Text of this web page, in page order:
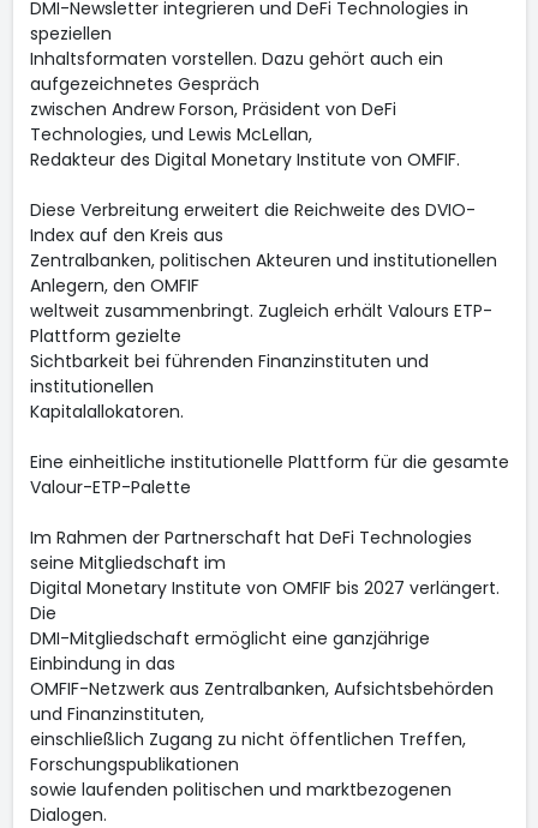
DMI-Newsletter integrieren und DeFi Technologies in
speziellen
Inhaltsformaten vorstellen. Dazu gehört auch ein
aufgezeichnetes Gespräch
zwischen Andrew Forson, Präsident von DeFi
Technologies, und Lewis McLellan,
Redakteur des Digital Monetary Institute von OMFIF.
Diese Verbreitung erweitert die Reichweite des DVIO-
Index auf den Kreis aus
Zentralbanken, politischen Akteuren und institutionellen
Anlegern, den OMFIF
weltweit zusammenbringt. Zugleich erhält Valours ETP-
Plattform gezielte
Sichtbarkeit bei führenden Finanzinstituten und
institutionellen
Kapitalallokatoren.
Eine einheitliche institutionelle Plattform für die gesamte
Valour-ETP-Palette
Im Rahmen der Partnerschaft hat DeFi Technologies
seine Mitgliedschaft im
Digital Monetary Institute von OMFIF bis 2027 verlängert.
Die
DMI-Mitgliedschaft ermöglicht eine ganzjährige
Einbindung in das
OMFIF-Netzwerk aus Zentralbanken, Aufsichtsbehörden
und Finanzinstituten,
einschließlich Zugang zu nicht öffentlichen Treffen,
Forschungspublikationen
sowie laufenden politischen und marktbezogenen
Dialogen.